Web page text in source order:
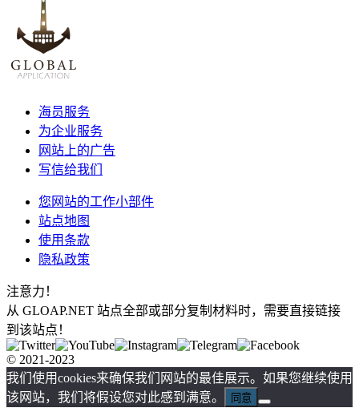
海员服务
为企业服务
网站上的广告
写信给我们
您网站的工作小部件
站点地图
使用条款
隐私政策
注意力！
从 GLOAP.NET 站点全部或部分复制材料时，需要直接链接
到该站点！
© 2021-2023
我们使用cookies来确保我们网站的最佳展示。如果您继续使用
该网站，我们将假设您对此感到满意。
同意